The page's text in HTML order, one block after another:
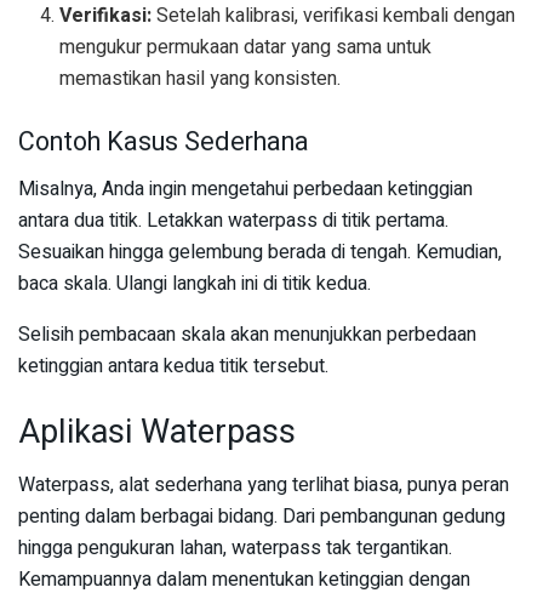
Verifikasi:Setelah kalibrasi, verifikasi kembali dengan
mengukur permukaan datar yang sama untuk
memastikan hasil yang konsisten.
Contoh Kasus Sederhana
Misalnya, Anda ingin mengetahui perbedaan ketinggian
antara dua titik. Letakkan waterpass di titik pertama.
Sesuaikan hingga gelembung berada di tengah. Kemudian,
baca skala. Ulangi langkah ini di titik kedua.
Selisih pembacaan skala akan menunjukkan perbedaan
ketinggian antara kedua titik tersebut.
Aplikasi Waterpass
Waterpass, alat sederhana yang terlihat biasa, punya peran
penting dalam berbagai bidang. Dari pembangunan gedung
hingga pengukuran lahan, waterpass tak tergantikan.
Kemampuannya dalam menentukan ketinggian dengan